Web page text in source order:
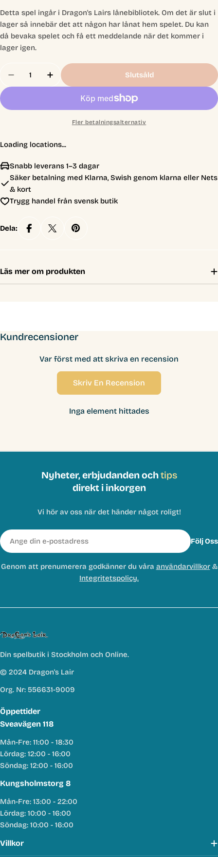
Detta spel ingår i Dragon's Lairs lånebibliotek. Om det är slut i
lager så innebär det att någon har lånat hem spelet. Du kan
då bevaka spelet och få ett meddelande när det kommer i
lager igen.
Minska Antal För -Lånebiblioteket- Quiznödig -
Öka Antal För -Lånebiblioteket-
Slutsåld
Fler betalningsalternativ
Loading locations...
Snabb leverans 1–3 dagar
Säker betalning med Klarna, Swish genom klarna eller Nets
& kort
Trygg handel från svensk butik
Dela:
Läs mer om produkten
Kundrecensioner
Var först med att skriva en recension
Skriv En Recension
Inga element hittades
Nyheter, erbjudanden ochtips
direkt i inkorgen
Vi hör av oss när det händer något roligt!
E-
post
Följ Oss
Genom att prenumerera godkänner du våra användarvillkor&
Integritetspolicy.
Din spelbutik i Stockholm och Online.
© 2024 Dragon's Lair
Org. Nr: 556631-9009
Öppettider
Sveavägen 118
Mån-Fre: 11:00 - 18:30
Lördag: 12:00 - 16:00
Söndag: 12:00 - 16:00
Kungsholmstorg 8
Mån-Fre: 13:00 - 22:00
Lördag: 10:00 - 16:00
Söndag: 10:00 - 16:00
Villkor